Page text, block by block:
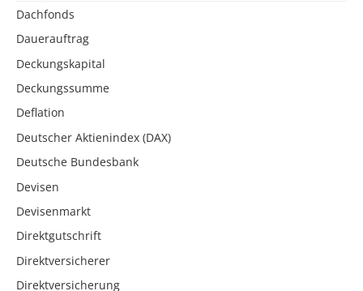
Dachfonds
Dauerauftrag
Deckungskapital
Deckungssumme
Deflation
Deutscher Aktienindex (DAX)
Deutsche Bundesbank
Devisen
Devisenmarkt
Direktgutschrift
Direktversicherer
Direktversicherung